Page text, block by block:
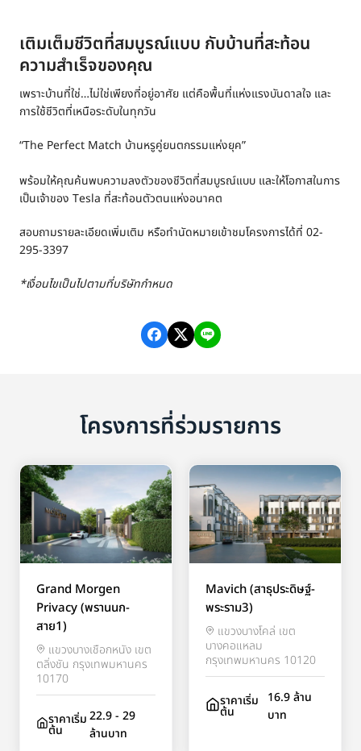
เติมเต็มชีวิตที่สมบูรณ์แบบ กับบ้านที่สะท้อน
ความสำเร็จของคุณ
เพราะบ้านที่ใช่…ไม่ใช่เพียงที่อยู่อาศัย แต่คือพื้นที่แห่งแรงบันดาลใจ และ
การใช้ชีวิตที่เหนือระดับในทุกวัน
“The Perfect Match บ้านหรูคู่ยนตกรรมแห่งยุค”
พร้อมให้คุณค้นพบความลงตัวของชีวิตที่สมบูรณ์แบบ และให้โอกาสในการ
เป็นเจ้าของ Tesla ที่สะท้อนตัวตนแห่งอนาคต
สอบถามรายละเอียดเพิ่มเติม หรือทำนัดหมายเข้าชมโครงการได้ที่ 02-
295-3397
*เงื่อนไขเป็นไปตามที่บริษัทกำหนด
โครงการที่ร่วมรายการ
Grand Morgen
Privacy (พรานนก-
สาย1)
แขวงบางเชือกหนัง เขต
ตลิ่งชัน กรุงเทพมหานคร
10170
ราคาเริ่ม
ต้น
22.9 - 29
ล้านบาท
Mavich (สาธุประดิษฐ์-
พระราม3)
แขวงบางโคล่ เขต
บางคอแหลม
กรุงเทพมหานคร 10120
ราคาเริ่ม
ต้น
16.9 ล้าน
บาท